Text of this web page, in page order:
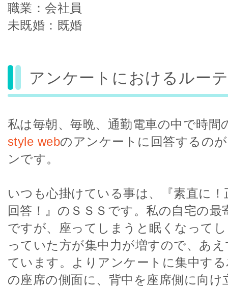
職業：会社員
未既婚：既婚
アンケートにおけるルー
私は毎朝、毎晩、通勤電車の中で時間
style webのアンケートに回答するの
ンです。
いつも心掛けている事は、『素直に
回答！』のＳＳＳです。私の自宅の最
ですが、座ってしまうと眠くなって
っていた方が集中力が増すので、あ
ています。よりアンケートに集中す
の座席の側面に、背中を座席側に向